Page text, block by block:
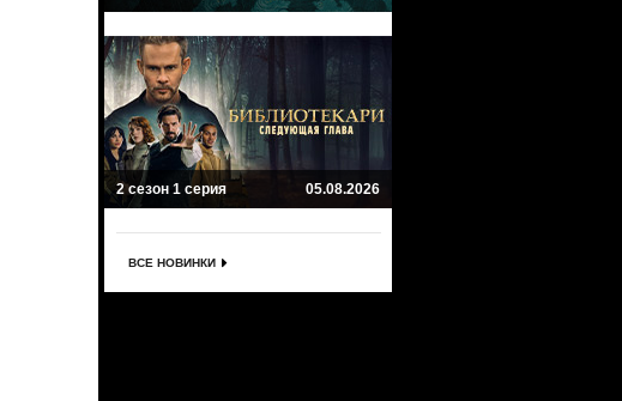
2 сезон 1 серия 05.08.2026
ВСЕ НОВИНКИ